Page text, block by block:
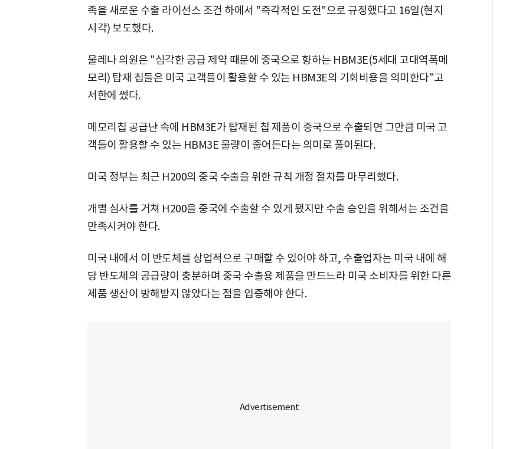
족을 새로운 수출 라이선스 조건 하에서 "즉각적인 도전"으로 규정했다고 16일(현지
시각) 보도했다.
물레나 의원은 "심각한 공급 제약 때문에 중국으로 향하는 HBM3E(5세대 고대역폭메
모리) 탑재 칩들은 미국 고객들이 활용할 수 있는 HBM3E의 기회비용을 의미한다"고
서한에 썼다.
메모리칩 공급난 속에 HBM3E가 탑재된 칩 제품이 중국으로 수출되면 그만큼 미국 고
객들이 활용할 수 있는 HBM3E 물량이 줄어든다는 의미로 풀이된다.
미국 정부는 최근 H200의 중국 수출을 위한 규칙 개정 절차를 마무리했다.
개별 심사를 거쳐 H200을 중국에 수출할 수 있게 됐지만 수출 승인을 위해서는 조건을
만족시켜야 한다.
미국 내에서 이 반도체를 상업적으로 구매할 수 있어야 하고, 수출업자는 미국 내에 해
당 반도체의 공급량이 충분하며 중국 수출용 제품을 만드느라 미국 소비자를 위한 다른
제품 생산이 방해받지 않았다는 점을 입증해야 한다.